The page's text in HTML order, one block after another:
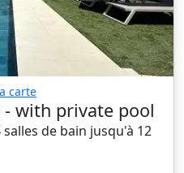
carte
with private pool
salles de bain jusqu'à 12